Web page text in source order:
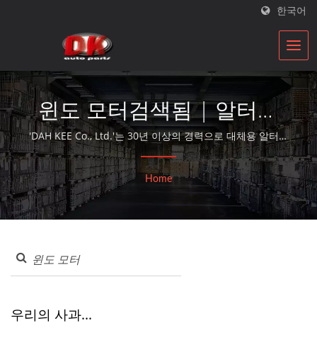
한국어
윈도 모터검색됨 | 알터네
이터 부품 및 스타터 부품
제조업체 | 'DK'
'DAH KEE Co., Ltd.'는 30년 이상의 경력으로 대체용 알터네
이터와 스타터 모터를 제공하는 ISO 자격을 갖춘 자동차 부
품 재건업체입니다.
Home
우리의 사과...